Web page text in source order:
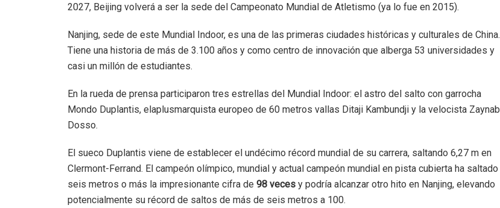
2027, Beijing volverá a ser la sede del Campeonato Mundial de Atletismo (ya lo fue en 2015).
Nanjing, sede de este Mundial Indoor, es una de las primeras ciudades históricas y culturales de China.
Tiene una historia de más de 3.100 años y como centro de innovación que alberga 53 universidades y
casi un millón de estudiantes.
En la rueda de prensa participaron tres estrellas del Mundial Indoor: el astro del salto con garrocha
Mondo Duplantis, elaplusmarquista europeo de 60 metros vallas Ditaji Kambundji y la velocista Zaynab
Dosso.
El sueco Duplantis viene de establecer el undécimo récord mundial de su carrera, saltando 6,27 m en
Clermont-Ferrand. El campeón olímpico, mundial y actual campeón mundial en pista cubierta ha saltado
seis metros o más la impresionante cifra de98 veces y podría alcanzar otro hito en Nanjing, elevando
potencialmente su récord de saltos de más de seis metros a 100.